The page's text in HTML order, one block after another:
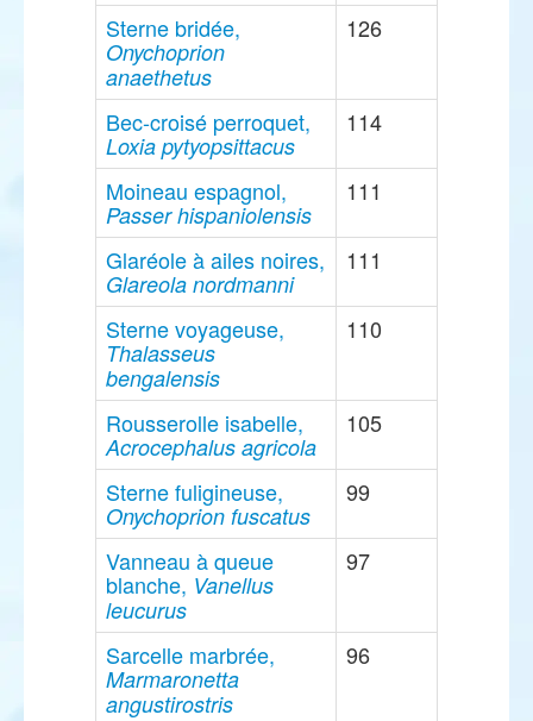
Sterne bridée,
Onychoprion
anaethetus
126
Bec-croisé perroquet,
Loxia pytyopsittacus
114
Moineau espagnol,
Passer hispaniolensis
111
Glaréole à ailes noires,
Glareola nordmanni
111
Sterne voyageuse,
Thalasseus
bengalensis
110
Rousserolle isabelle,
Acrocephalus agricola
105
Sterne fuligineuse,
Onychoprion fuscatus
99
Vanneau à queue
blanche, Vanellus
leucurus
97
Sarcelle marbrée,
Marmaronetta
angustirostris
96